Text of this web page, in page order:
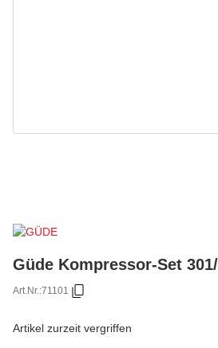
Güde Kompressor-Set
Art.Nr.:71101
Artikel zurzeit vergriffen